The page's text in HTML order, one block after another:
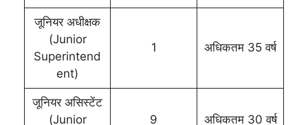
जूनियर अधीक्षक
(Junior
Superintend
ent)
1 अधिकतम 35 वर्ष
जूनियर असिस्टेंट
(Junior
9 अधिकतम 30 वर्ष